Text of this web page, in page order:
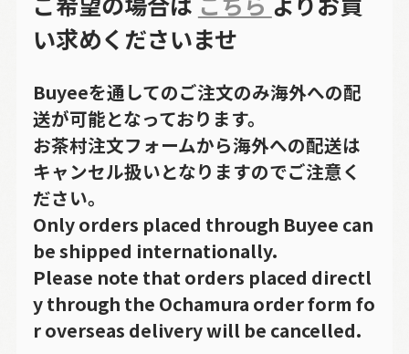
い求めくださいませ
Buyeeを通してのご注文のみ海外への配
送が可能となっております。
お茶村注文フォームから海外への配送は
キャンセル扱いとなりますのでご注意く
ださい。
Only orders placed through Buyee can
be shipped internationally.
Please note that orders placed directl
y through the Ochamura order form fo
r overseas delivery will be cancelled.